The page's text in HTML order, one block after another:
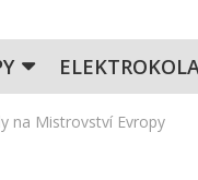
na Mistrovství Evropy